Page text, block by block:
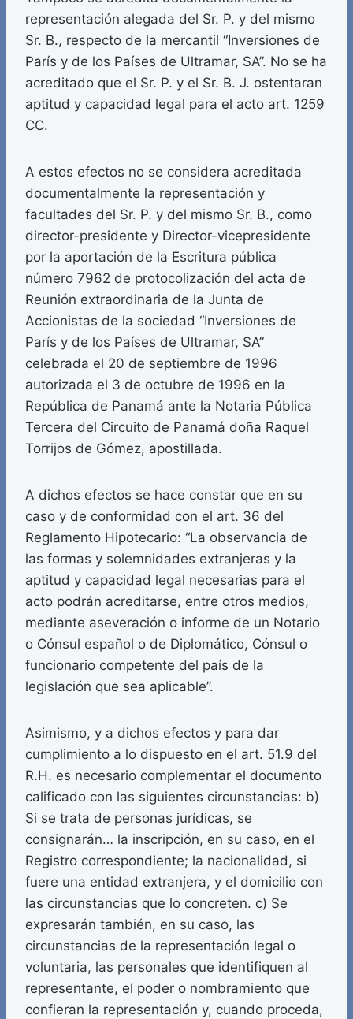
representación alegada del Sr. P. y del mismo
Sr. B., respecto de la mercantil “Inversiones de
París y de los Países de Ultramar, SA”. No se ha
acreditado que el Sr. P. y el Sr. B. J. ostentaran
aptitud y capacidad legal para el acto art. 1259
CC.
A estos efectos no se considera acreditada
documentalmente la representación y
facultades del Sr. P. y del mismo Sr. B., como
director-presidente y Director-vicepresidente
por la aportación de la Escritura pública
número 7962 de protocolización del acta de
Reunión extraordinaria de la Junta de
Accionistas de la sociedad “Inversiones de
París y de los Países de Ultramar, SA”
celebrada el 20 de septiembre de 1996
autorizada el 3 de octubre de 1996 en la
República de Panamá ante la Notaria Pública
Tercera del Circuito de Panamá doña Raquel
Torrijos de Gómez, apostillada.
A dichos efectos se hace constar que en su
caso y de conformidad con el art. 36 del
Reglamento Hipotecario: “La observancia de
las formas y solemnidades extranjeras y la
aptitud y capacidad legal necesarias para el
acto podrán acreditarse, entre otros medios,
mediante aseveración o informe de un Notario
o Cónsul español o de Diplomático, Cónsul o
funcionario competente del país de la
legislación que sea aplicable”.
Asimismo, y a dichos efectos y para dar
cumplimiento a lo dispuesto en el art. 51.9 del
R.H. es necesario complementar el documento
calificado con las siguientes circunstancias: b)
Si se trata de personas jurídicas, se
consignarán… la inscripción, en su caso, en el
Registro correspondiente; la nacionalidad, si
fuere una entidad extranjera, y el domicilio con
las circunstancias que lo concreten. c) Se
expresarán también, en su caso, las
circunstancias de la representación legal o
voluntaria, las personales que identifiquen al
representante, el poder o nombramiento que
confieran la representación y, cuando proceda,